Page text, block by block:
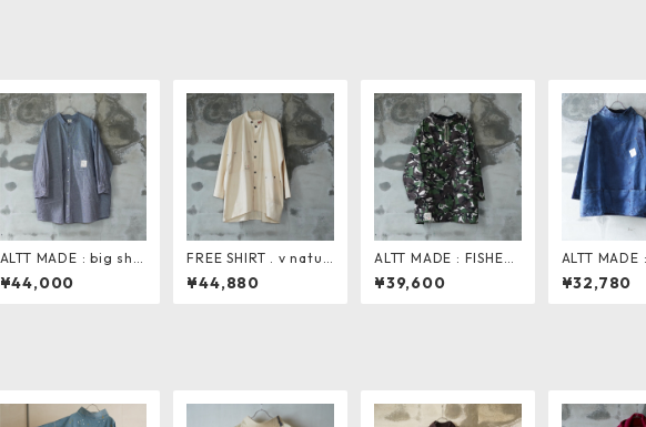
ALTT MADE : big shir
t . blue
¥44,000
FREE SHIRT . v natur
al
¥44,880
ALTT MADE : FISHER
MAN SMOCK WIDE .
camo
¥39,600
ALTT MADE :
MAN
チ加工
¥32,780